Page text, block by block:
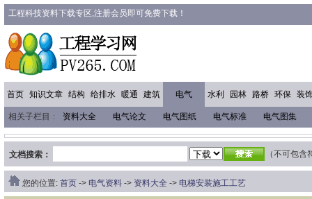
工程科技资料下载专区,注册会员即可免费下载！
首页 知识文章 结构 给排水 暖通 建筑 电气 水利 园林 路桥 环保 装
相关子栏目： 资料大全 电气论文 电气图纸 电气标准 电气图集
文档搜索： （不可包含
您的位置: 首页 -> 电气资料 -> 资料大全 -> 电梯安装施工工艺